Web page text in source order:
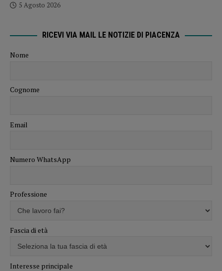
5 Agosto 2026
RICEVI VIA MAIL LE NOTIZIE DI PIACENZA
Nome
Cognome
Email
Numero WhatsApp
Professione
Fascia di età
Interesse principale